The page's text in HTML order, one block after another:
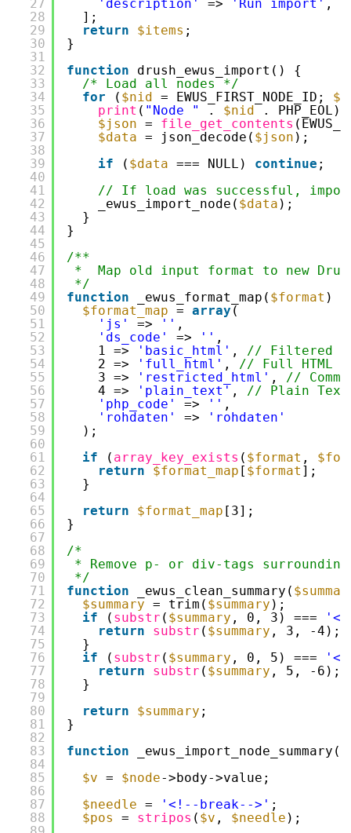
27
28
29
30
31
32
33
34
35
36
37
38
39
40
41
42
43
44
45
46
47
48
49
50
51
52
53
54
55
56
57
58
59
60
61
62
63
64
65
66
67
68
69
70
71
72
73
74
75
76
77
78
79
80
81
82
83
84
85
86
87
88
'description' => 'Run import' ,
];
return
$items ;
}
function
drush_ewus_import() {
/* Load all nodes */
for
( $nid = EWUS_FIRST_NODE_ID;
print ( "Node " . $nid
. PHP_EOL);
$json = file_get_contents
$data = json_decode( $json );
if
( $data === NULL) continue ;
// If load was successful,
_ewus_import_node( $data );
}
}
/**
*  Map old input format to new
*/
function
_ewus_format_map( $format ) {
$format_map = array (
'js'
=> '' ,
'ds_code'
=> '' ,
1 =>
'basic_html' , // Filtered
2 =>
'full_html' , // Full HTML
3 =>
'restricted_html' , //
4 =>
'plain_text' , // Plain
'php_code'
=> '' ,
'rohdaten'
=>
'rohdaten'
);
if
( array_key_exists ( $format ,
return
$format_map [ $format ];
}
return
$format_map [3];
}
/*
* Remove p- or div-tags surrounding
*/
function
_ewus_clean_summary(
$summary = trim( $summary );
if
( substr ( $summary , 0, 3) ===
return
substr ( $summary , 3, -4);
}
if
( substr ( $summary , 0, 5) ===
return
substr ( $summary , 5, -6);
}
return
$summary ;
}
function
_ewus_import_node_summary(
$v = $node->body->value;
$needle = '<!--break-->' ;
$pos
= stripos ( $v , $needle );